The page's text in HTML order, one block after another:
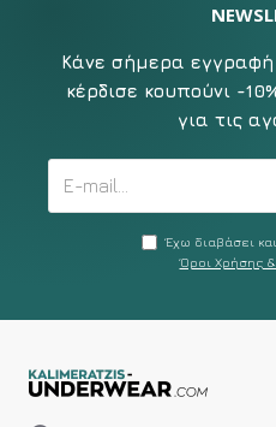
Κάνε σήμερα
κέρδισε κουπούνι -
για τις
Έχω διαβάσει
Όροι Χρήσης